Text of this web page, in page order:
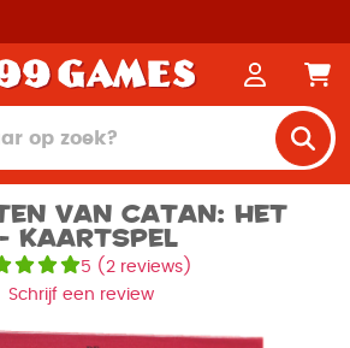
van Catan: Het
Kaartspel
5 ( 2 reviews)
Schrijf een review